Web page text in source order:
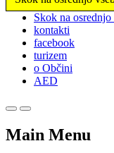
Prosimo,
upoštevajte:
spletno
mesto
vključuje
sistem
Skok na
kontakti
facebook
turizem
o Občini
AED
Main Menu